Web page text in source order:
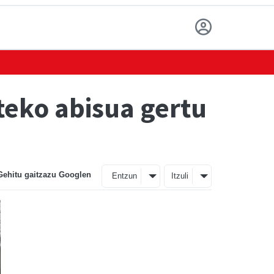
abisua gertu
gaitzazu Googlen Entzun Itzuli